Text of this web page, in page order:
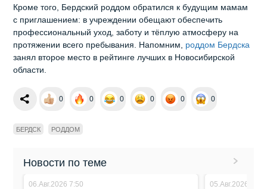
Кроме того, Бердский роддом обратился к будущим мамам
с приглашением: в учреждении обещают обеспечить
профессиональный уход, заботу и тёплую атмосферу на
протяжении всего пребывания. Напомним,
роддом Бердска
занял второе место в рейтинге лучших в Новосибирской
области.
0 0 0 0 0 0
БЕРДСК РОДДОМ
Новости по теме
06.Авг.2026 7:50 05.Авг.2026 8:17